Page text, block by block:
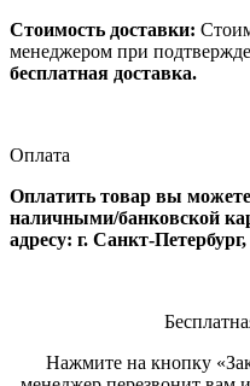
Стоимость доставки:
менеджером при
бесплатная доставка.
Оплата
Оплатить товар вы
наличными/банковской
адресу: г. Санкт-
Нажмите на кнопку